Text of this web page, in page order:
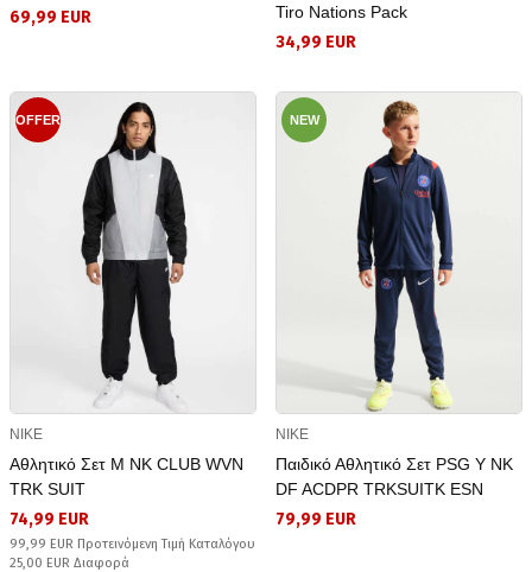
69,99 EUR
Tiro Nations Pack
34,99 EUR
OFFER
NIKE
Αθλητικό Σετ M NK CLUB WVN
TRK SUIT
74,99 EUR
99,99 EUR Προτεινόμενη Τιμή Καταλόγου
25,00 EUR Διαφορά
NEW
NIKE
Παιδικό Αθλητικό Σετ PSG Y NK
DF ACDPR TRKSUITK ESN
79,99 EUR